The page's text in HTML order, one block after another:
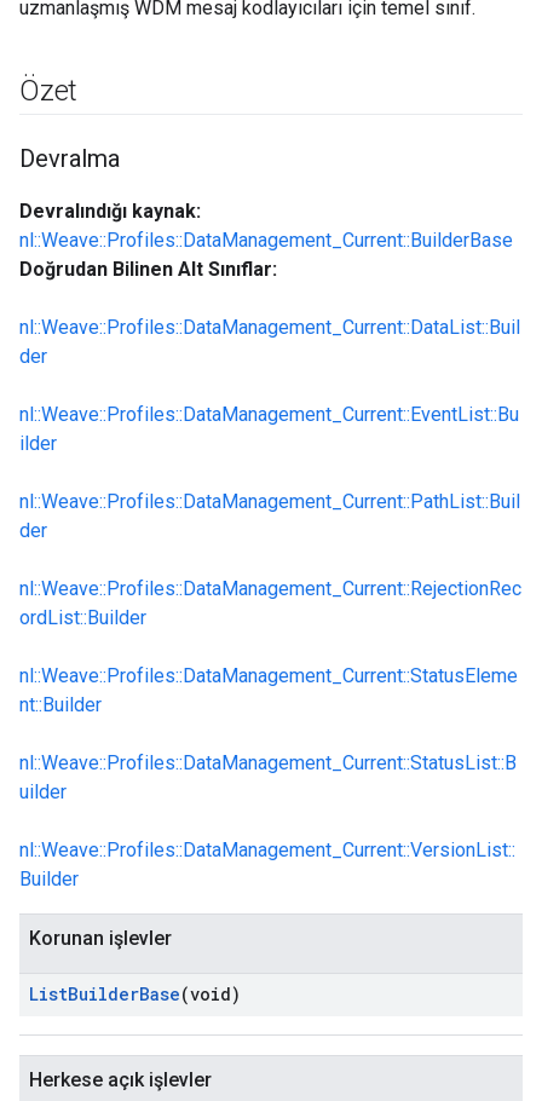
uzmanlaşmış WDM mesaj kodlayıcıları için temel sınıf.
Özet
Devralma
Devralındığı kaynak:
nl::Weave::Profiles::DataManagement_Current::BuilderBase
Doğrudan Bilinen Alt Sınıflar:
nl::Weave::Profiles::DataManagement_Current::DataList::Buil
der
nl::Weave::Profiles::DataManagement_Current::EventList::Bu
ilder
nl::Weave::Profiles::DataManagement_Current::PathList::Buil
der
nl::Weave::Profiles::DataManagement_Current::RejectionRec
ordList::Builder
nl::Weave::Profiles::DataManagement_Current::StatusEleme
nt::Builder
nl::Weave::Profiles::DataManagement_Current::StatusList::B
uilder
nl::Weave::Profiles::DataManagement_Current::VersionList::
Builder
Korunan işlevler
ListBuilderBase(void)
Herkese açık işlevler